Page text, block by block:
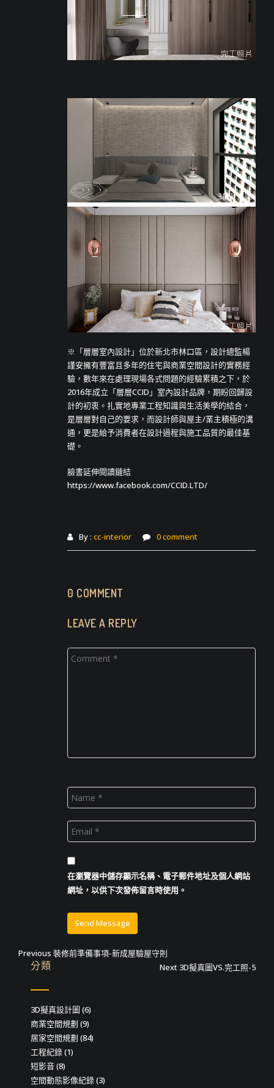
※「層層室內設計」位於新北市林口區，設計總監楊
謹安擁有豐富且多年的住宅與商業空間設計的實務經
驗，數年來在處理現場各式問題的經驗累積之下，於
2016年成立「層層CCID」室內設計品牌，期盼回歸設
計的初衷。扎實地專業工程知識與生活美學的結合，
是層層對自己的要求，而設計師與屋主/業主積極的溝
通，更是給予消費者在設計過程與施工品質的最佳基
礎。
臉書延伸閱讀鏈結
https://www.facebook.com/CCID.LTD/
By : cc-interior 0 comment
0 COMMENT
LEAVE A REPLY
在瀏覽器中儲存顯示名稱、電子郵件地址及個人網站
網址，以供下次發佈留言時使用。
文
導
覽
Previous Previous
裝修前準備事項-新成屋驗屋守則
NextNext
3D擬真圖VS.完工照-5
分類
3D擬真設計圖 (6)
商業空間規劃 (9)
居家空間規劃 (84)
工程紀錄(1)
短影音(8)
空間動態影像紀錄(3)